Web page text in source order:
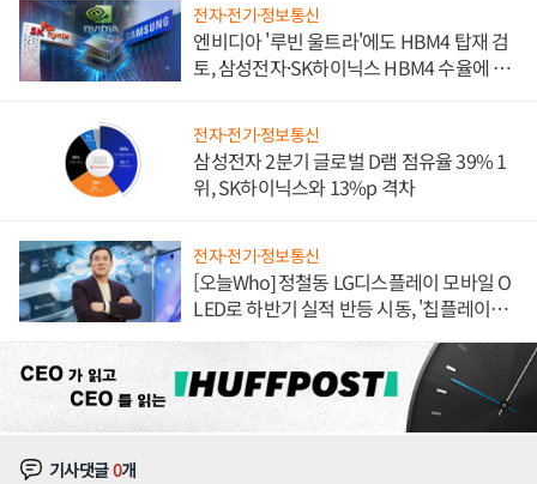
전자·전기·정보통신
엔비디아 '루빈 울트라'에도 HBM4 탑재 검
토, 삼성전자·SK하이닉스 HBM4 수율에 주
전자·전기·정보통신
삼성전자 2분기 글로벌 D램 점유율 39% 1
위, SK하이닉스와 13%p 격차
전자·전기·정보통신
[오늘Who] 정철동 LG디스플레이 모바일 O
LED로 하반기 실적 반등 시동, '칩플레이
기사댓글0개